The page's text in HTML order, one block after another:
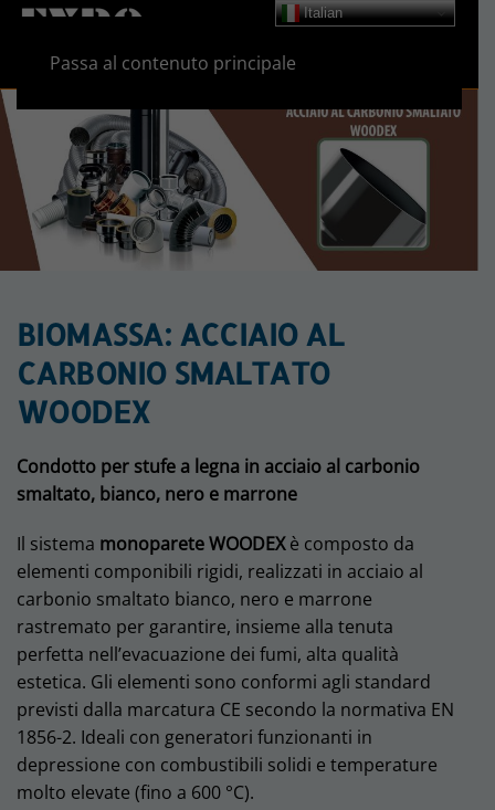
Passa al contenuto principale
BIOMASSA: ACCIAIO AL
CARBONIO SMALTATO
WOODEX
Condotto per stufe a legna in acciaio al carbonio
smaltato, bianco, nero e marrone
Il sistema monoparete WOODEXè composto da
elementi componibili rigidi, realizzati in acciaio al
carbonio smaltato bianco, nero e marrone
rastremato per garantire, insieme alla tenuta
perfetta nell’evacuazione dei fumi, alta qualità
estetica. Gli elementi sono conformi agli standard
previsti dalla marcatura CE secondo la normativa EN
1856-2. Ideali con generatori funzionanti in
depressione con combustibili solidi e temperature
molto elevate (fino a 600 °C).
Italian